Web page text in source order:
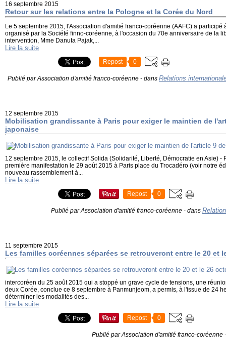
16 septembre 2015
Retour sur les relations entre la Pologne et la Corée du Nord
Le 5 septembre 2015, l'Association d'amitié franco-coréenne (AAFC) a participé
organisé par la Société finno-coréenne, à l'occasion du 70e anniversaire de la
intervention, Mme Danuta Pajak,...
Lire la suite
Repost 0
Publié par Association d'amitié franco-coréenne - dans Relations
12 septembre 2015
Mobilisation grandissante à Paris pour exiger le maintien de
japonaise
12 septembre 2015, le collectif Solida (Solidarité, Liberté, Démocratie en Asie) -
première manifestation le 29 août 2015 à Paris place du Trocadéro (voir notre
nouveau rassemblement à...
Lire la suite
Repost 0
Publié par Association d'amitié franco-coréenne - dans
11 septembre 2015
Les familles coréennes séparées se retrouveront entre le 20 et
intercoréen du 25 août 2015 qui a stoppé un grave cycle de tensions, une
deux Corée, conclue ce 8 septembre à Panmunjeom, a permis, à l'issue de 24
déterminer les modalités des...
Lire la suite
Repost 0
Publié par Association d'amitié franco-coréenne -